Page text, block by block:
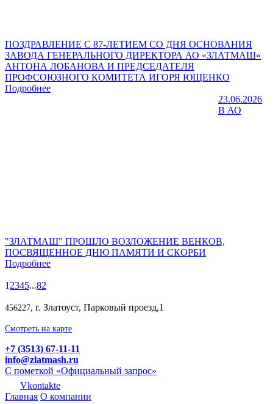
ПОЗДРАВЛЕНИЕ С 87-ЛЕТИЕМ СО ДНЯ ОСНОВАНИЯ
ЗАВОДА ГЕНЕРАЛЬНОГО ДИРЕКТОРА АО «ЗЛАТМАШ»
АНТОНА ЛОБАНОВА И ПРЕДСЕДАТЕЛЯ
ПРОФСОЮЗНОГО КОМИТЕТА ИГОРЯ ЮЩЕНКО
Подробнее
23.06.2026
В АО
"ЗЛАТМАШ" ПРОШЛО ВОЗЛОЖЕНИЕ ВЕНКОВ,
ПОСВЯЩЕННОЕ ДНЮ ПАМЯТИ И СКОРБИ
Подробнее
1 2345...82
456227, г. Златоуст, Парковый проезд,1
Смотреть на карте
+7 (3513) 67-11-11
info@zlatmash.ru
С пометкой «Официальный запрос»
Vkontakte
Главная О компании